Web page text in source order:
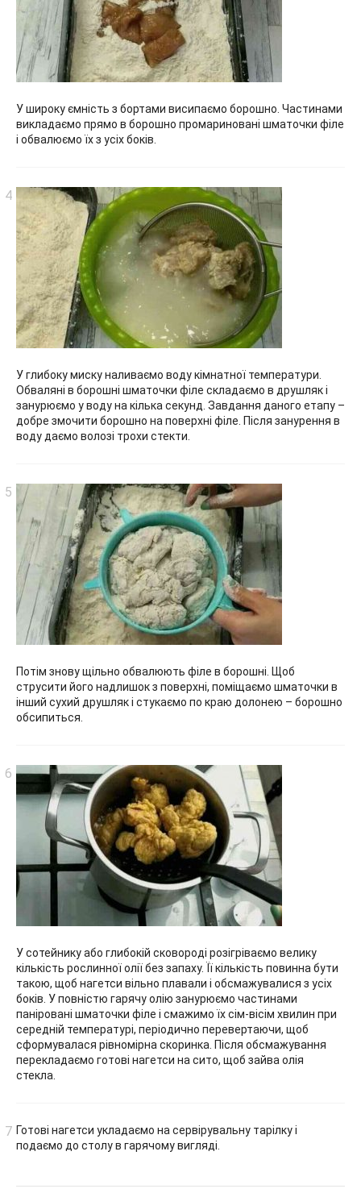
У широку ємність з бортами висипаємо борошно. Частинами
викладаємо прямо в борошно промариновані шматочки філе
і обвалюємо їх з усіх боків.
У глибоку миску наливаємо воду кімнатної температури.
Обваляні в борошні шматочки філе складаємо в друшляк і
занурюємо у воду на кілька секунд. Завдання даного етапу –
добре змочити борошно на поверхні філе. Після занурення в
воду даємо волозі трохи стекти.
Потім знову щільно обвалюють філе в борошні. Щоб
струсити його надлишок з поверхні, поміщаємо шматочки в
інший сухий друшляк і стукаємо по краю долонею – борошно
обсипиться.
У сотейнику або глибокій сковороді розігріваємо велику
кількість рослинної олії без запаху. Її кількість повинна бути
такою, щоб нагетси вільно плавали і обсмажувалися з усіх
боків. У повністю гарячу олію занурюємо частинами
паніровані шматочки філе і смажимо їх сім-вісім хвилин при
середній температурі, періодично перевертаючи, щоб
сформувалася рівномірна скоринка. Після обсмажування
перекладаємо готові нагетси на сито, щоб зайва олія
стекла.
Готові нагетси укладаємо на сервірувальну тарілку і
подаємо до столу в гарячому вигляді.